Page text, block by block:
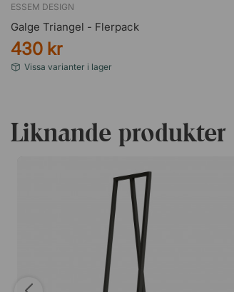
ESSEM DESIGN
Galge Triangel - Flerpack
430 kr
Vissa varianter i lager
Liknande produkter